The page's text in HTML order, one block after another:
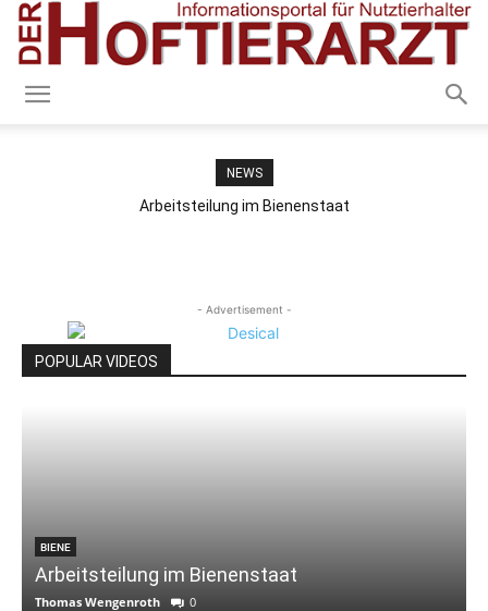
NEWS
Arbeitsteilung im Bienenstaat
- Advertisement -
POPULAR VIDEOS
BIENE
Arbeitsteilung im Bienenstaat
Thomas Wengenroth 0